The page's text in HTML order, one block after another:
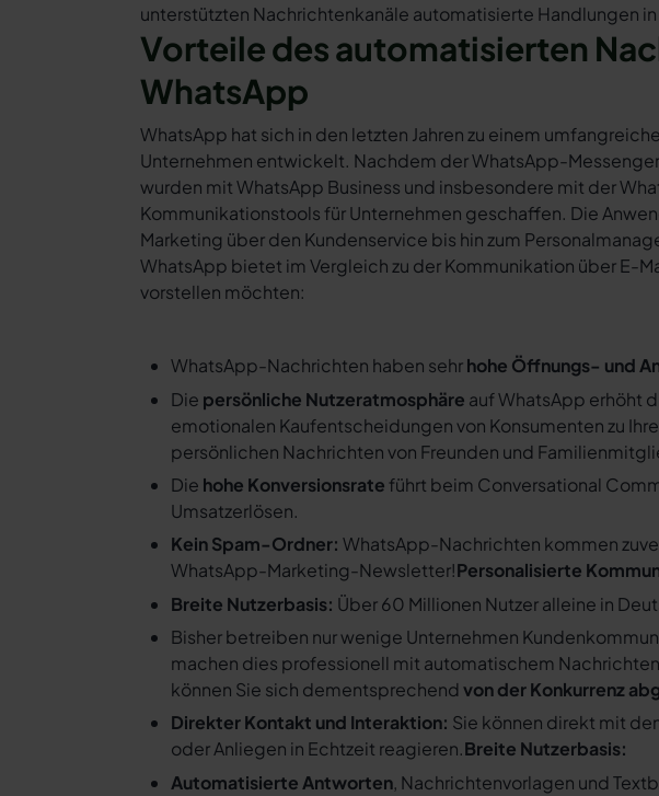
unterstützten Nachrichtenkanäle automatisierte Handlungen in
Vorteile des automatisierten
WhatsApp
WhatsApp hat sich in den letzten Jahren zu einem
Unternehmen entwickelt. Nachdem der WhatsApp-
wurden mit WhatsApp Business und insbesondere mit der
Kommunikationstools für Unternehmen geschaffen. Die
Marketing über den Kundenservice bis hin zum
WhatsApp bietet im Vergleich zu der Kommunikation über E-
vorstellen möchten:
WhatsApp-Nachrichten haben sehrhohe Öffnungs- und
Die persönliche Nutzeratmosphäre auf WhatsApp erhöht
emotionalen Kaufentscheidungen von Konsumenten zu
persönlichen Nachrichten von Freunden und
Die hohe Konversionsrate führt beim Conversational
Umsatzerlösen.
Kein Spam-Ordner: WhatsApp-Nachrichten kommen
WhatsApp-Marketing-Newsletter!Personalisierte
Breite Nutzerbasis: Über 60 Millionen Nutzer alleine in
Bisher betreiben nur wenige Unternehmen
machen dies professionell mit automatischem
können Sie sich dementsprechendvon der Konkurrenz
Direkter Kontakt und Interaktion: Sie können direkt mit
oder Anliegen in Echtzeit reagieren.Breite Nutzerbasis:
Automatisierte Antworten, Nachrichtenvorlagen und